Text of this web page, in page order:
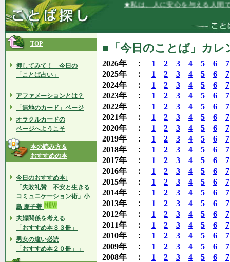
★私は、人に安心を与える人間です★
TOP
押してみて！ 今日の
「ことば占い」
アファメーションとは？
「無地のカード」ページ
オラクルカードの
ページへようこそ
本の読み方＆
おすすめの本
今日のおすすめ本↓
「失敗礼賛 不安と生きる
コミュニケーション術」小
島 慶子著
夫婦関係を考える
「おすすめ本３３冊」
男女の違い必読
「おすすめ本２０冊」」
■「今日のことば」カ
2026年 ： 1 2 3 4 5 6
7
2025年 ： 1 2 3 4 5 6
7
2024年 ： 1 2 3 4 5 6
7
2023年 ： 1 2 3 4 5 6
7
2022年 ： 1 2 3 4 5 6
7
2021年 ： 1 2 3 4 5 6
7
2020年 ： 1 2 3 4 5 6
7
2019年 ： 1 2 3 4 5 6
7
2018年 ： 1 2 3 4 5 6
7
2017年 ： 1 2 3 4 5 6
7
2016年 ： 1 2 3 4 5 6
7
2015年 ： 1 2 3 4 5 6
7
2014年 ： 1 2 3 4 5 6
7
2013年 ： 1 2 3 4 5 6
7
2012年 ： 1 2 3 4 5 6
7
2011年 ： 1 2 3 4 5 6
7
2010年 ： 1 2 3 4 5 6
7
2009年 ： 1 2 3 4 5 6
7
2008年 ： 1 2 3 4 5 6
7